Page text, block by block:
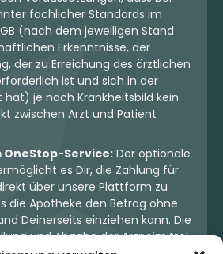
fachlicher Standards im
(nach dem jeweiligen Stand
Erkenntnisse, der
der zu Erreichung des ärztlichen
ist und sich in der
hat) je nach Krankheitsbild kein
zwischen Arzt und Patient
OneStop-Service: Der optionale
es Dir, die Zahlung für
über unsere Plattform zu
die Apotheke den Betrag ohne
Deinerseits einziehen kann. Die
und Abgabe der Arzneimittel